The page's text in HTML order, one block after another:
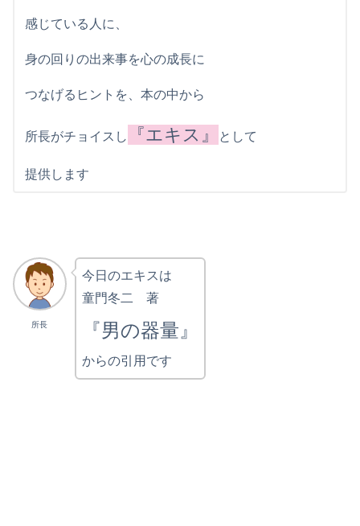
感じている人に、
身の回りの出来事を心の成長に
つなげるヒントを、本の中から
所長がチョイスし 『エキス』 として
提供します
所長
今日のエキスは
童門冬二 著
『男の器量』
からの引用です